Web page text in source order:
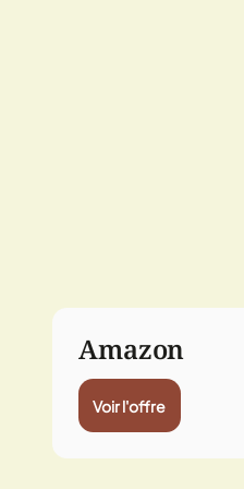
Amazon
Voir l'offre